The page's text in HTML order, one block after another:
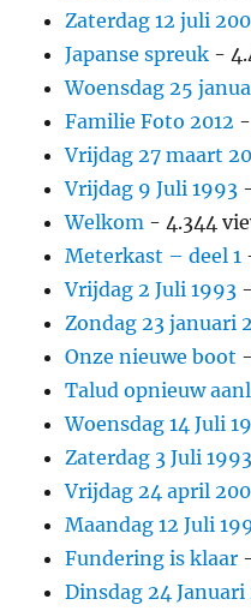
Zaterdag 12 juli
Japanse spreuk -
Woensdag 25
Familie Foto 2012
Vrijdag 27 maart
Vrijdag 9 Juli 1993
Welkom - 4.344
Meterkast – deel 1
Vrijdag 2 Juli 1993
Zondag 23 januari
Onze nieuwe boot
Talud opnieuw
Woensdag 14 Juli
Zaterdag 3 Juli 1993
Vrijdag 24 april
Maandag 12 Juli
Fundering is klaar
Dinsdag 24 Januari